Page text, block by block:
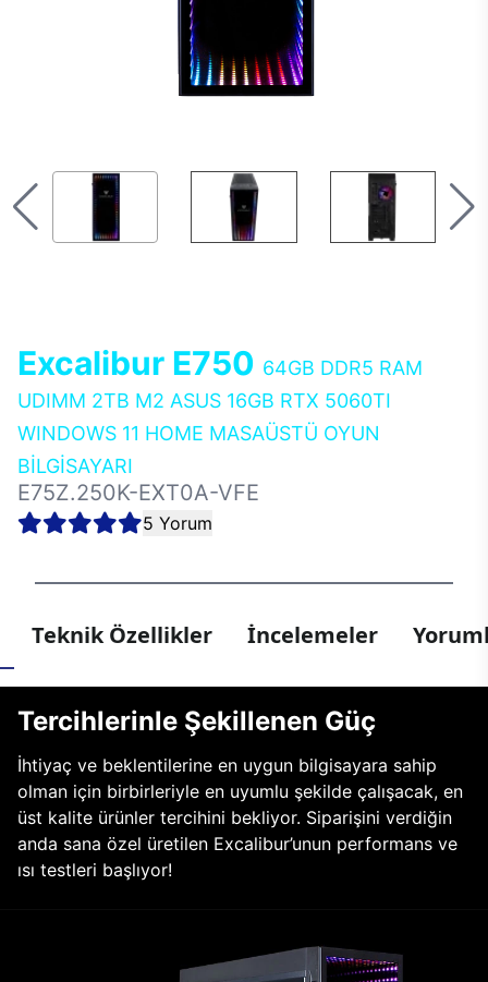
Excalibur E750 64GB DDR5 RAM
UDIMM 2TB M2 ASUS 16GB RTX 5060TI
WINDOWS 11 HOME MASAÜSTÜ OYUN
BİLGİSAYARI
E75Z.250K-EXT0A-VFE
5 Yorum
Teknik Özellikler İncelemeler
Tercihlerinle Şekillenen Güç
İhtiyaç ve beklentilerine en uygun bilgisayara sahip
olman için birbirleriyle en uyumlu şekilde çalışacak, en
üst kalite ürünler tercihini bekliyor. Siparişini verdiğin
anda sana özel üretilen Excalibur’unun performans ve
ısı testleri başlıyor!